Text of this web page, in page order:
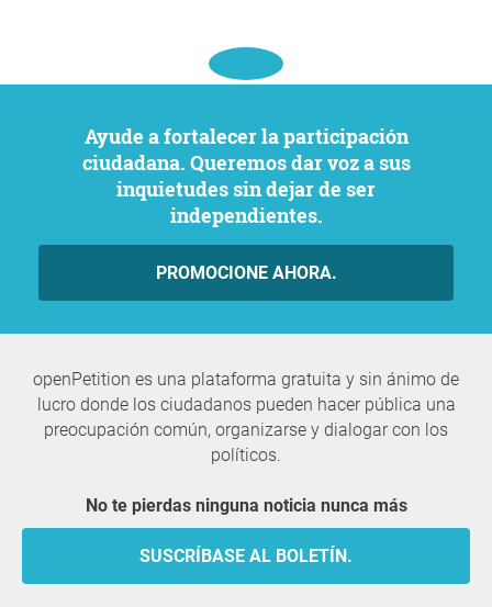
Ayude a fortalecer la participación
ciudadana. Queremos dar voz a sus
inquietudes sin dejar de ser
independientes.
PROMOCIONE AHORA.
openPetition es una plataforma gratuita y sin ánimo de
lucro donde los ciudadanos pueden hacer pública una
preocupación común, organizarse y dialogar con los
políticos.
No te pierdas ninguna noticia nunca más
SUSCRÍBASE AL BOLETÍN.